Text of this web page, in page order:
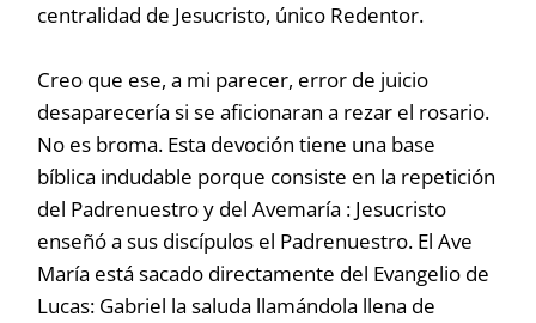
centralidad de Jesucristo, único Redentor.
Creo que ese, a mi parecer, error de juicio
desaparecería si se aficionaran a rezar el rosario.
No es broma. Esta devoción tiene una base
bíblica indudable porque consiste en la repetición
del Padrenuestro y del Avemaría : Jesucristo
enseñó a sus discípulos el Padrenuestro. El Ave
María está sacado directamente del Evangelio de
Lucas: Gabriel la saluda llamándola llena de